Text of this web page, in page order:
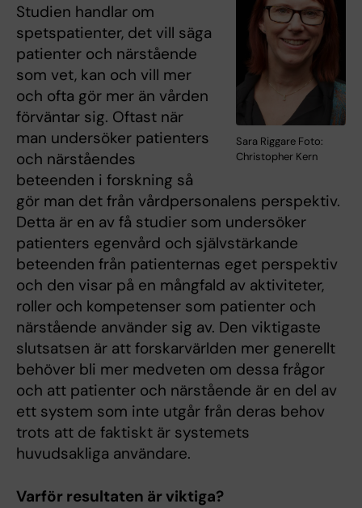
Sara Riggare Foto:
Christopher Kern
Studien handlar om
spetspatienter, det vill säga
patienter och närstående
som vet, kan och vill mer
och ofta gör mer än vården
förväntar sig. Oftast när
man undersöker patienters
och närståendes
beteenden i forskning så
gör man det från vårdpersonalens perspektiv.
Detta är en av få studier som undersöker
patienters egenvård och självstärkande
beteenden från patienternas eget perspektiv
och den visar på en mångfald av aktiviteter,
roller och kompetenser som patienter och
närstående använder sig av. Den viktigaste
slutsatsen är att forskarvärlden mer generellt
behöver bli mer medveten om dessa frågor
och att patienter och närstående är en del av
ett system som inte utgår från deras behov
trots att de faktiskt är systemets
huvudsakliga användare.
Varför resultaten är viktiga?